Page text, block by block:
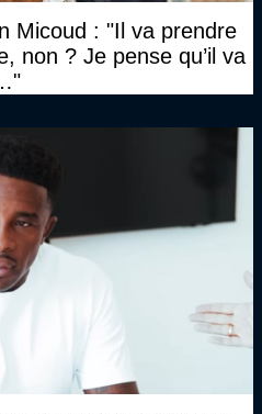
Micoud : "Il va prendre
non ? Je pense qu’il va